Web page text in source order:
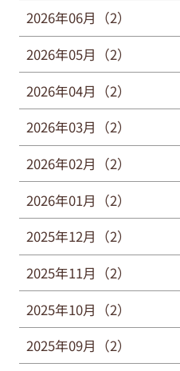
2026年06月（2）
2026年05月（2）
2026年04月（2）
2026年03月（2）
2026年02月（2）
2026年01月（2）
2025年12月（2）
2025年11月（2）
2025年10月（2）
2025年09月（2）